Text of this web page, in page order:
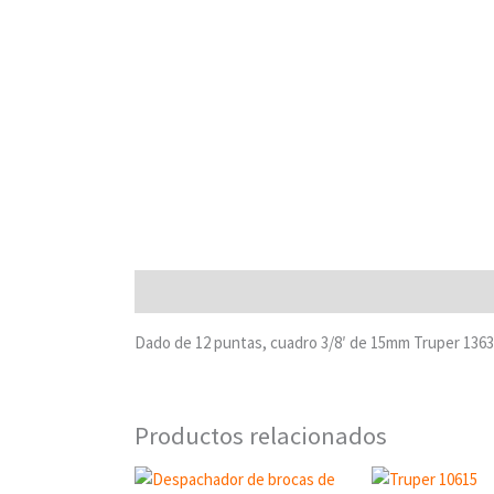
Dado de 12 puntas, cuadro 3/8′ de 15mm Truper
Productos relacionados